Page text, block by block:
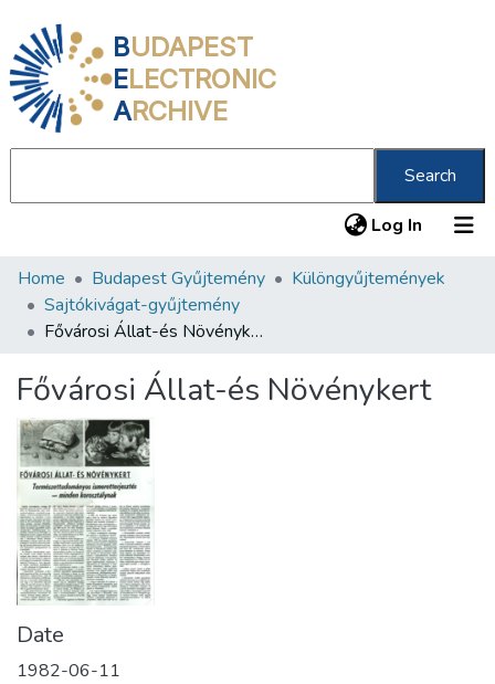
BUDAPEST
ELECTRONIC
ARCHIVE
Search
Log In (current)
Communities & Collections
All of DSpace
About us
Home Budapest Gyűjtemény
Különgyűjtemények
Sajtókivágat-gyűjtemény
Fővárosi Állat-és Növénykert
Fővárosi Állat-és Növénykert
Date
1982-06-11